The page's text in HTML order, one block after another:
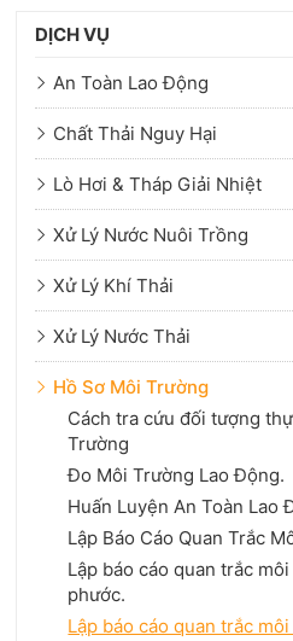
DỊCH VỤ
An Toàn Lao Động
Chất Thải Nguy Hại
Lò Hơi & Tháp Giải Nhiệt
Xử Lý Nước Nuôi Trồng
Xử Lý Khí Thải
Xử Lý Nước Thải
Hồ Sơ Môi Trường
Cách tra cứu đối tượng
Trường
Đo Môi Trường Lao Động.
Huấn Luyện An Toàn Lao
Lập Báo Cáo Quan Trắc
Lập báo cáo quan trắc
phước.
Lập báo cáo quan trắc